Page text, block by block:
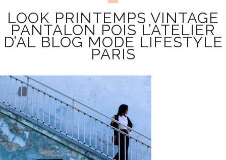
LOOK PRINTEMPS VINTAGE
PANTALON POIS L’ATELIER
D’AL BLOG MODE LIFESTYLE
PARIS